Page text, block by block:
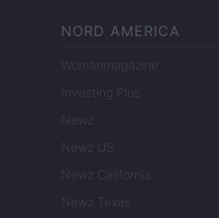
NORD AMERICA
Womanmagazine
Investing Plus
Newz
Newz US
Newz California
Newz Texas